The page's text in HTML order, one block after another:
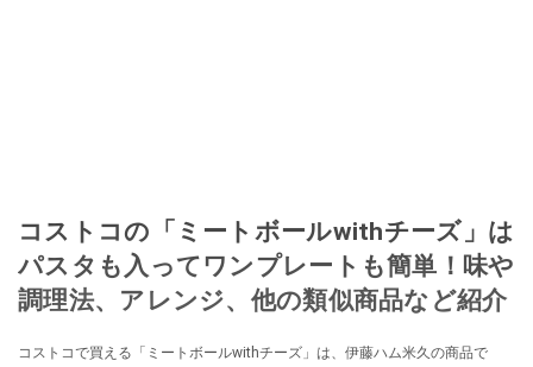
コストコの「ミートボールwithチーズ」は
パスタも入ってワンプレートも簡単！味や
調理法、アレンジ、他の類似商品など紹介
コストコで買える「ミートボールwithチーズ」は、伊藤ハム米久の商品で